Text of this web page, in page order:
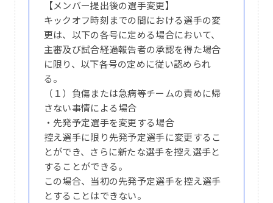
【メンバー提出後の選手変更】
キックオフ時刻までの間における選手の変
更は、以下の各号に定める場合において、
主審及び試合経過報告者の承認を得た場合
に限り、以下各号の定めに従い認められ
る。
（１）負傷または急病等チームの責めに帰
さない事情による場合
・先発予定選手を変更する場合
控え選手に限り先発予定選手に変更するこ
とができ、さらに新たな選手を控え選手と
することができる。
この場合、当初の先発予定選手を控え選手
とすることはできない。